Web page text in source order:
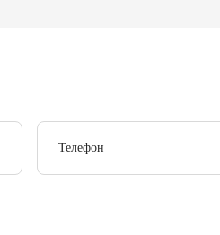
Телефон